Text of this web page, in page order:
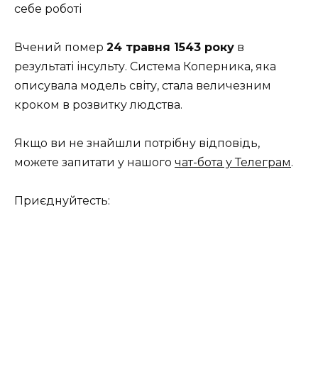
себе роботі
Вчений помер 24 травня 1543 року в
результаті інсульту. Система Коперника, яка
описувала модель світу, стала величезним
кроком в розвитку людства.
Якщо ви не знайшли потрібну відповідь,
можете запитати у нашого чат-бота у Телеграм.
Приєднуйтесть: